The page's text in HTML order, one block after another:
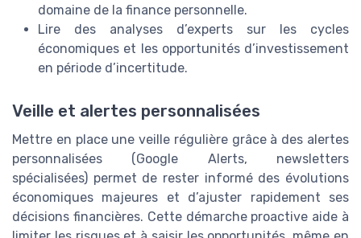
domaine de la finance personnelle.
Lire des analyses d’experts sur les cycles
économiques et les opportunités d’investissement
en période d’incertitude.
Veille et alertes personnalisées
Mettre en place une veille régulière grâce à des alertes
personnalisées (Google Alerts, newsletters
spécialisées) permet de rester informé des évolutions
économiques majeures et d’ajuster rapidement ses
décisions financières. Cette démarche proactive aide à